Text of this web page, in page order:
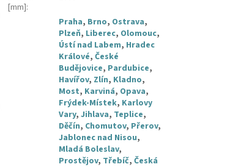
[mm]:
Praha, Brno, Ostrava,
Plzeň, Liberec, Olomouc,
Ústí nad Labem, Hradec
Králové,České
Budějovice, Pardubice,
Havířov, Zlín, Kladno,
Most, Karviná, Opava,
Frýdek-Místek, Karlovy
Vary,Jihlava, Teplice,
Děčín, Chomutov, Přerov,
Jablonec nad Nisou,
Mladá Boleslav,
Prostějov, Třebíč,Česká